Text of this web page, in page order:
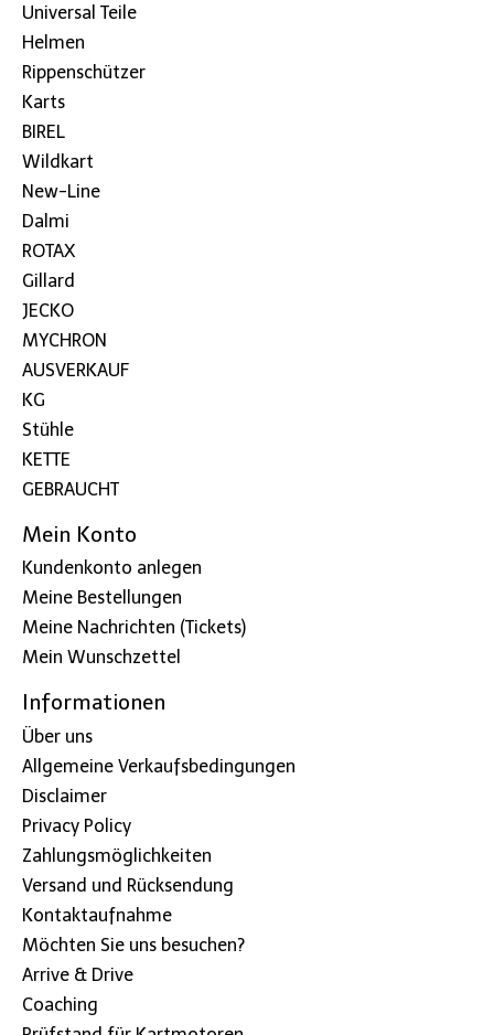
Universal Teile
Helmen
Rippenschützer
Karts
BIREL
Wildkart
New-Line
Dalmi
ROTAX
Gillard
JECKO
MYCHRON
AUSVERKAUF
KG
Stühle
KETTE
GEBRAUCHT
Mein Konto
Kundenkonto anlegen
Meine Bestellungen
Meine Nachrichten (Tickets)
Mein Wunschzettel
Informationen
Über uns
Allgemeine Verkaufsbedingungen
Disclaimer
Privacy Policy
Zahlungsmöglichkeiten
Versand und Rücksendung
Kontaktaufnahme
Möchten Sie uns besuchen?
Arrive & Drive
Coaching